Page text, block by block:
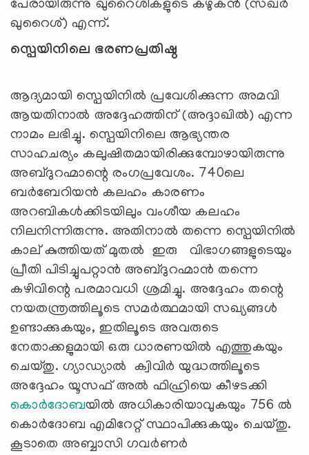
പേരായിരുന്നു ഖുറൈശികളുടെ കഴുകൻ (സഖർ
ഖുറൈശ്) എന്ന്.
സ്പെയിനിലെ ഭരണപ്രതിഷ്ഠ
ആദ്യമായി സ്പെയിനിൽ പ്രവേശിക്കുന്ന അമവി
ആയതിനാൽ അദ്ദേഹത്തിന് (അദ്ദാഖിൽ) എന്ന
നാമം ലഭിച്ചു. സ്പെയിനിലെ ആഭ്യന്തര
സാഹചര്യം കലുഷിതമായിരിക്കുമ്പോഴായിരുന്നു
അബ്ദുറഹ്മാന്റെ രംഗപ്രവേശം. 740ലെ
ബർബേറിയൻ കലഹം കാരണം
അറബികൾക്കിടയിലും വംശീയ കലഹം
നിലനിന്നിരുന്നു. അതിനാൽ തന്നെ സ്പെയിനിൽ
കാല് കുത്തിയത് മുതൽ ഇരു വിഭാഗങ്ങളുടെയും
പ്രീതി പിടിച്ചുപറ്റാൻ അബ്ദുറഹ്മാൻ തന്നെ
കഴിവിന്റെ പരമാവധി ശ്രമിച്ചു. അദ്ദേഹം തന്റെ
നയതന്ത്രത്തിലൂടെ സമർത്ഥമായി സഖ്യങ്ങൾ
ഉണ്ടാക്കുകയും, ഇതിലൂടെ അവരുടെ
നേതാക്കളുമായി ഒരു ധാരണയിൽ എത്തുകയും
ചെയ്തു. ഗ്യാഡ്യാൽ ക്വിവിർ യുദ്ധത്തിലൂടെ
അദ്ദേഹം യൂസഫ് അൽ ഫിഹ്രിയെ കീഴടക്കി
കൊർദോബയിൽ അധികാരിയാവുകയും 756 ൽ
കൊർദോബ എമിറേറ്റ് സ്ഥാപിക്കുകയും ചെയ്തു.
കൂടാതെ അബ്ബാസി ഗവർണർ